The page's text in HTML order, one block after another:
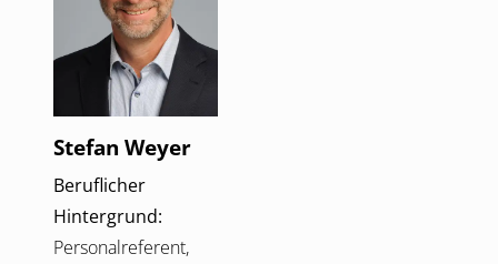
Stefan Weyer
Beruflicher
Hintergrund:
Personalreferent,